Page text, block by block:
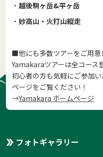
・ 越後駒ヶ岳&平ヶ岳
・ 妙高山・火打山縦走
■他にも多数ツアーをご用意
Yamakaraツアーは全コース
初心者の方も気軽にご参加
ページをご覧ください！
→Yamakara ホームページ
フォトギャラリー